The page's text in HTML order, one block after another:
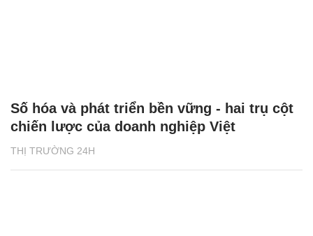
THỊ TRƯỜNG 24H
Số hóa và phát triển bền vững - hai trụ cột
chiến lược của doanh nghiệp Việt